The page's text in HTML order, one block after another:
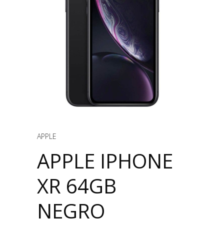
APPLE
APPLE IPHONE
XR 64GB
NEGRO